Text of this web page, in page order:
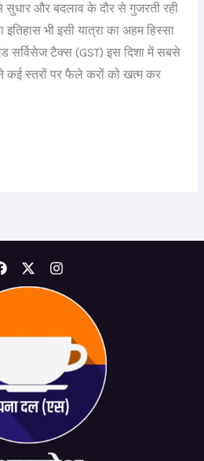
सुधार और बदलाव के दौर से गुजरती रही
भी इसी यात्रा का अहम हिस्सा
टैक्स (GST) इस दिशा में सबसे
कई स्तरों पर फैले करों को खत्म कर